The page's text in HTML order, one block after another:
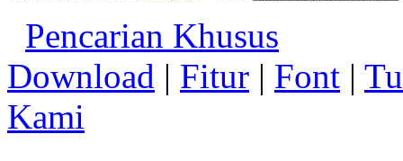
Pencarian Khusus
Download | Fitur | Font |
Kami